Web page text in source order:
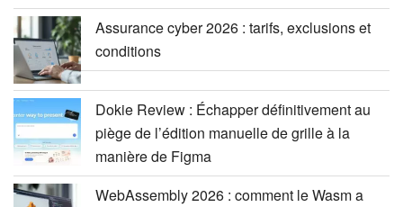
Assurance cyber 2026 : tarifs, exclusions et
conditions
Dokie Review : Échapper définitivement au
piège de l’édition manuelle de grille à la
manière de Figma
WebAssembly 2026 : comment le Wasm a